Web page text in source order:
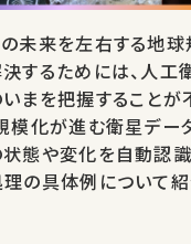
未来を左右する地
するためには、人工
まを把握することが
模化が進む衛星デー
態や変化を自動認
の具体例について紹